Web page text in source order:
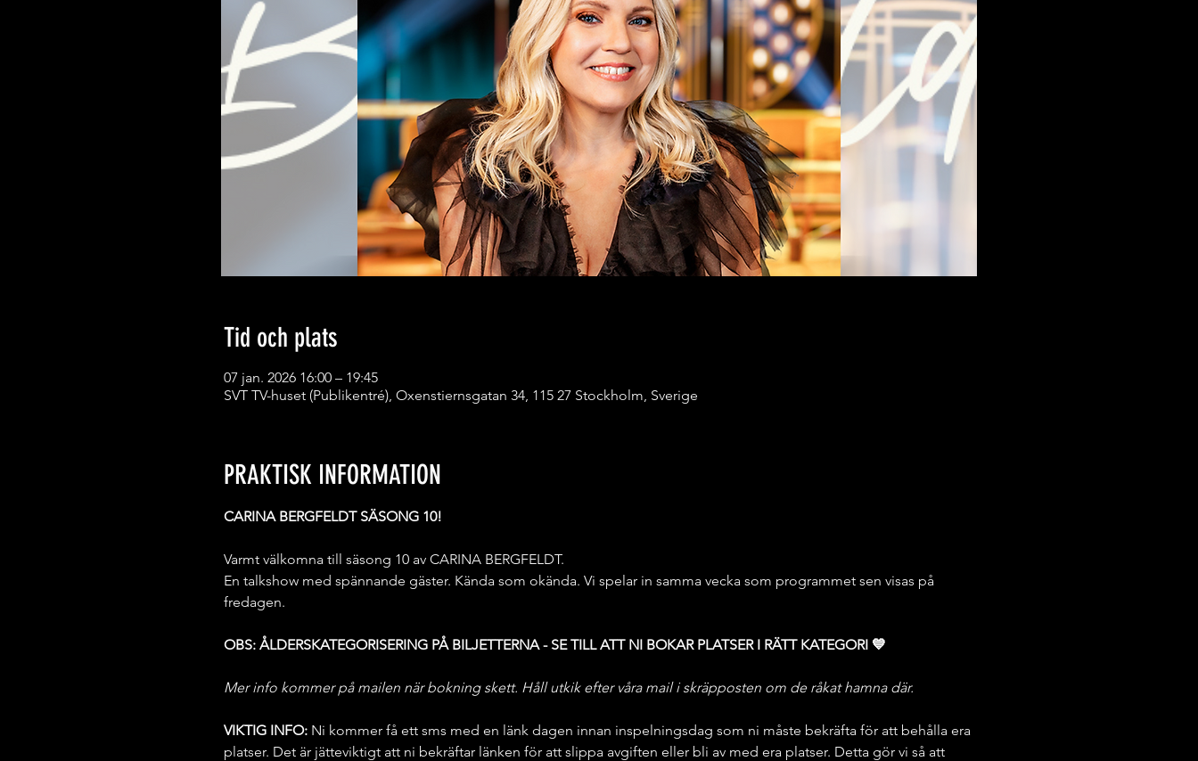
Tid och plats
07 jan. 2026 16:00 – 19:45
SVT TV-huset (Publikentré), Oxenstiernsgatan 34, 115 27 Stockholm, Sverige
PRAKTISK INFORMATION
CARINA BERGFELDT SÄSONG 10!
Varmt välkomna till säsong 10 av CARINA BERGFELDT.
En talkshow med spännande gäster. Kända som okända. Vi spelar in samma vecka som programmet sen visas på
fredagen.
OBS: ÅLDERSKATEGORISERING PÅ BILJETTERNA - SE TILL ATT NI BOKAR PLATSER I RÄTT KATEGORI 💙
Mer info kommer på mailen när bokning skett. Håll utkik efter våra mail i skräpposten om de råkat hamna där.
VIKTIG INFO: Ni kommer få ett sms med en länk dagen innan inspelningsdag som ni måste bekräfta för att behålla era
platser. Det är jätteviktigt att ni bekräftar länken för att slippa avgiften eller bli av med era platser. Detta gör vi så att